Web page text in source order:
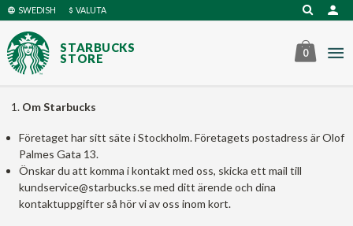
Gå
till
innehåll
SWEDISH VALUTA
STARBUCKS
STORE 0
Om Starbucks
Företaget har sitt säte i Stockholm. Företagets postadress är Olof
Palmes Gata 13.
Önskar du att komma i kontakt med oss, skicka ett mail till
kundservice@starbucks.se med ditt ärende och dina
kontaktuppgifter så hör vi av oss inom kort.